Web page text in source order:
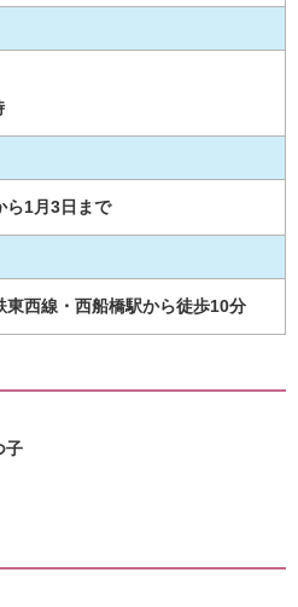
ら1月3日まで
西線・西船橋駅から徒歩10分
子